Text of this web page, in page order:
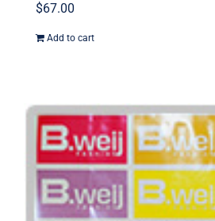
$67.00
Add to cart